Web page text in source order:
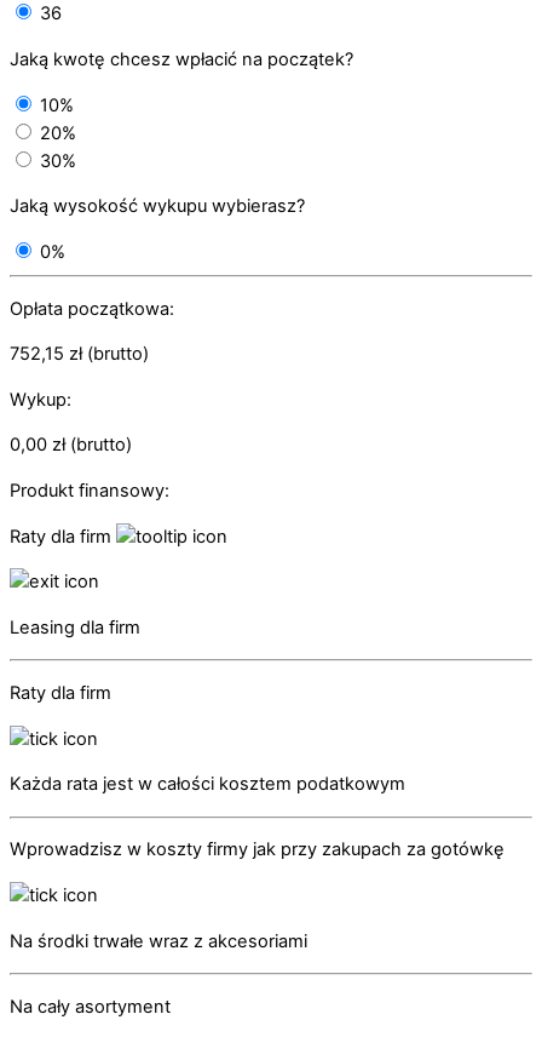
36
Jaką kwotę chcesz wpłacić na początek?
10%
20%
30%
Jaką wysokość wykupu wybierasz?
0%
Opłata początkowa:
752,15 zł(brutto)
Wykup:
0,00 zł(brutto)
Produkt finansowy:
Raty dla firm
Leasing dla firm
Raty dla firm
Każda rata jest w całości kosztem podatkowym
Wprowadzisz w koszty firmy jak przy zakupach za gotówkę
Na środki trwałe wraz z akcesoriami
Na cały asortyment